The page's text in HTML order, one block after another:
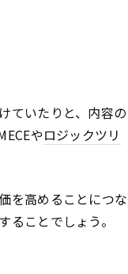
ていたりと、内容の
やロジックツリ
を高めることにつな
ことでしょう。